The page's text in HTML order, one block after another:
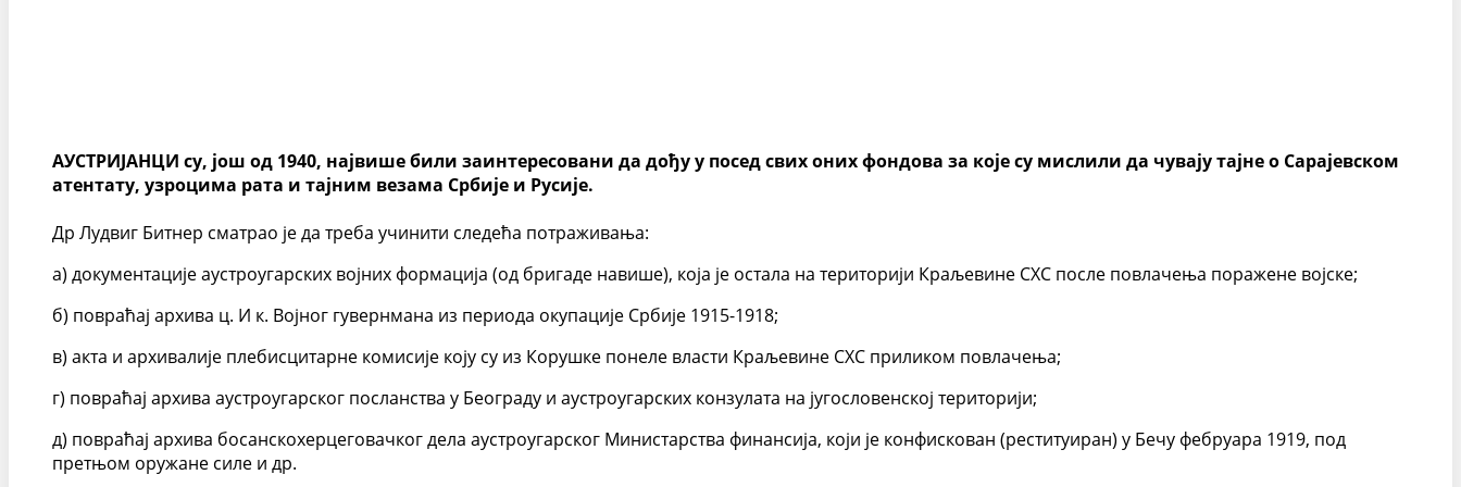
АУСТРИЈАНЦИ су, још од 1940, највише били заинтересовани да дођу у посед свих оних фондова за које су мислили да чувају тајне о Сарајевском
атентату, узроцима рата и тајним везама Србије и Русије.
Др Лудвиг Битнер сматрао је да треба учинити следећа потраживања:
а) документације аустроугарских војних формација (од бригаде навише), која је остала на територији Краљевине СХС после повлачења поражене војске;
б) повраћај архива ц. И к. Војног гувернмана из периода окупације Србије 1915-1918;
в) акта и архивалије плебисцитарне комисије коју су из Корушке понеле власти Краљевине СХС приликом повлачења;
г) повраћај архива аустроугарског посланства у Београду и аустроугарских конзулата на југословенској територији;
д) повраћај архива босанскохерцеговачког дела аустроугарског Министарства финансија, који је конфискован (реституиран) у Бечу фебруара 1919, под
претњом оружане силе и др.